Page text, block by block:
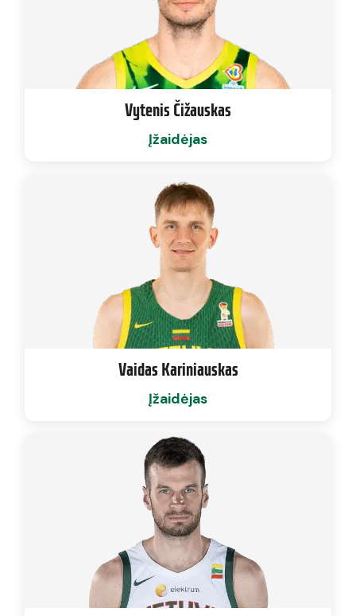
Vytenis Čižauskas
Įžaidėjas
Vaidas Kariniauskas
Įžaidėjas